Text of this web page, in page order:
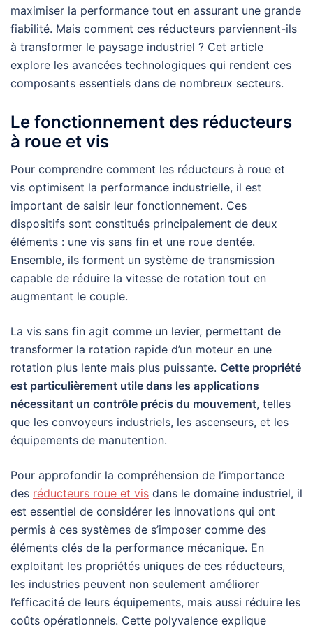
maximiser la performance tout en assurant une grande
fiabilité. Mais comment ces réducteurs parviennent-ils
à transformer le paysage industriel ? Cet article
explore les avancées technologiques qui rendent ces
composants essentiels dans de nombreux secteurs.
Le fonctionnement des réducteurs
à roue et vis
Pour comprendre comment les réducteurs à roue et
vis optimisent la performance industrielle, il est
important de saisir leur fonctionnement. Ces
dispositifs sont constitués principalement de deux
éléments : une vis sans fin et une roue dentée.
Ensemble, ils forment un système de transmission
capable de réduire la vitesse de rotation tout en
augmentant le couple.
La vis sans fin agit comme un levier, permettant de
transformer la rotation rapide d’un moteur en une
rotation plus lente mais plus puissante. Cette propriété
est particulièrement utile dans les applications
nécessitant un contrôle précis du mouvement, telles
que les convoyeurs industriels, les ascenseurs, et les
équipements de manutention.
Pour approfondir la compréhension de l’importance
des réducteurs roue et vis dans le domaine industriel, il
est essentiel de considérer les innovations qui ont
permis à ces systèmes de s’imposer comme des
éléments clés de la performance mécanique. En
exploitant les propriétés uniques de ces réducteurs,
les industries peuvent non seulement améliorer
l’efficacité de leurs équipements, mais aussi réduire les
coûts opérationnels. Cette polyvalence explique